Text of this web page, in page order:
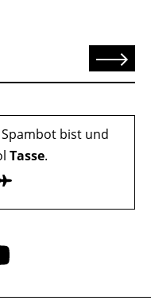
Senden
bist und
Tasse.